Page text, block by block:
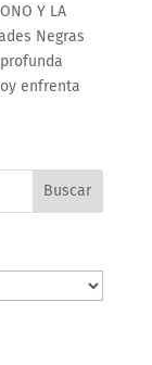
Y LA
Negras
enfrenta
Buscar